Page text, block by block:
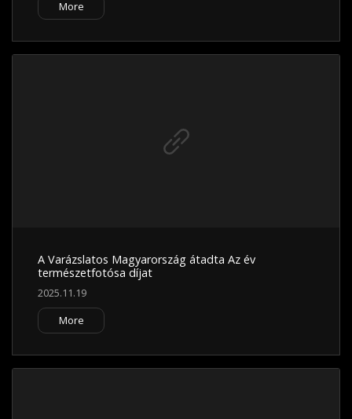
More
A Varázslatos Magyarország átadta Az év
természetfotósa díjat
2025.11.19
More